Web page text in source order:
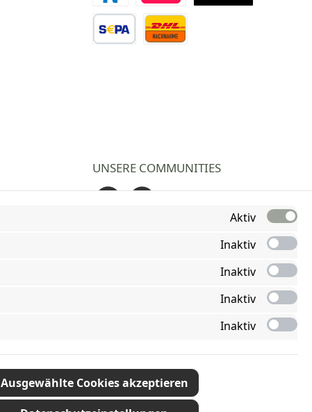
Novalnet ZahlungDirektüberweisung
UNSERE COMMUNITIES
Aktiv
Inaktiv
Inaktiv
Inaktiv
Inaktiv
Ausgewählte Cookies akzeptieren